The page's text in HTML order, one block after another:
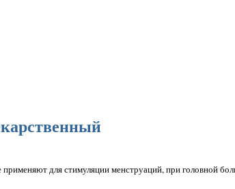
для стимуляции менструаций, при головной